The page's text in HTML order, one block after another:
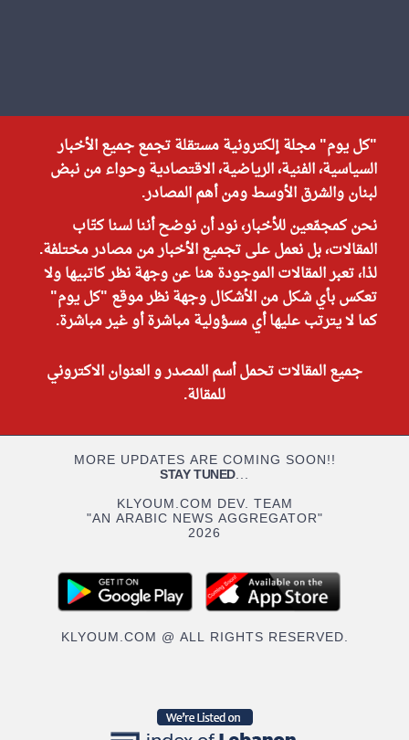
"كل يوم" مجلة إلكترونية مستقلة تجمع جميع الأخبار
السياسية، الفنية، الرياضية، الاقتصادية وحواء من نبض
لبنان والشرق الأوسط ومن أهم المصادر.
نحن كمجمّعين للأخبار، نود أن نوضح أننا لسنا كتّاب
المقالات، بل نعمل على تجميع الأخبار من مصادر مختلفة.
لذا، تعبر المقالات الموجودة هنا عن وجهة نظر كاتبيها ولا
تعكس بأي شكل من الأشكال وجهة نظر موقع "كل يوم"
كما لا يترتب عليها أي مسؤولية مباشرة أو غير مباشرة.
جميع المقالات تحمل أسم المصدر و العنوان الاكتروني
للمقالة.
MORE UPDATES ARE COMING SOON!!
STAY TUNED...
KLYOUM.COM DEV. TEAM
"AN ARABIC NEWS AGGREGATOR"
2026
KLYOUM.COM @ ALL RIGHTS RESERVED.